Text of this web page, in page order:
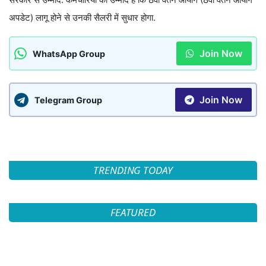
अपडेट) लागू होने से उनकी सैलरी में सुधार होगा.
WhatsApp Group Join Now
Telegram Group Join Now
TRENDING TODAY
FEATURED